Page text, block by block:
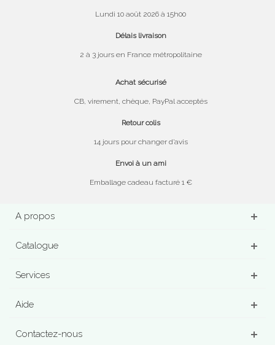
Lundi 10 août 2026 à 15h00
Délais livraison
2 à 3 jours en France métropolitaine
Achat sécurisé
CB, virement, chèque, PayPal acceptés
Retour colis
14 jours pour changer d’avis
Envoi à un ami
Emballage cadeau facturé 1 €
A propos
Catalogue
Services
Aide
Contactez-nous